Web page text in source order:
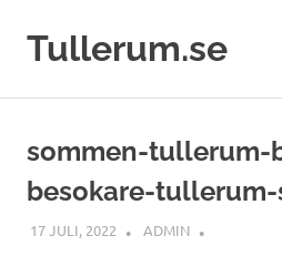
innehåll
Tullerum.se
sommen-tullerum-
besokare-tullerum-
17 JULI, 2022 ADMIN